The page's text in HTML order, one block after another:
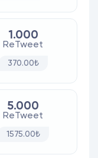
1.000
ReTweet
370.00₺
5.000
ReTweet
1575.00₺